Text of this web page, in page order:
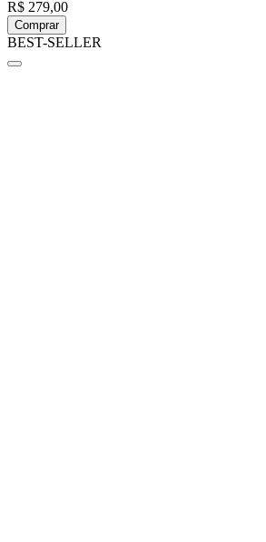
R$ 279,00
Comprar
BEST-SELLER